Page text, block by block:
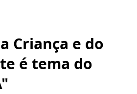
Criança e do
é tema do